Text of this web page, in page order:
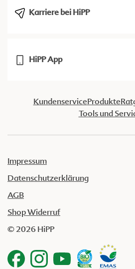
Karriere bei HiPP
HiPP App
KundenserviceProdukte
Tools und
Impressum
Datenschutzerklärung
AGB
Shop Widerruf
© 2026 HiPP